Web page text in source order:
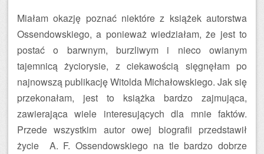
Miałam okazję poznać niektóre z książek autorstwa
Ossendowskiego, a ponieważ wiedziałam, że jest to
postać o barwnym, burzliwym i nieco owianym
tajemnicą życiorysie, z ciekawością sięgnęłam po
najnowszą publikację Witolda Michałowskiego. Jak się
przekonałam, jest to książka bardzo zajmująca,
zawierająca wiele interesujących dla mnie faktów.
Przede wszystkim autor owej biografii przedstawił
życie A. F. Ossendowskiego na tle bardzo dobrze